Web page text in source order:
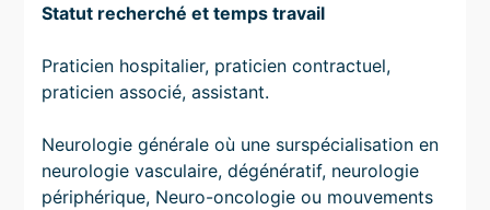
Statut recherché et temps travail
Praticien hospitalier, praticien contractuel,
praticien associé, assistant.
Neurologie générale où une surspécialisation en
neurologie vasculaire, dégénératif, neurologie
périphérique, Neuro-oncologie ou mouvements